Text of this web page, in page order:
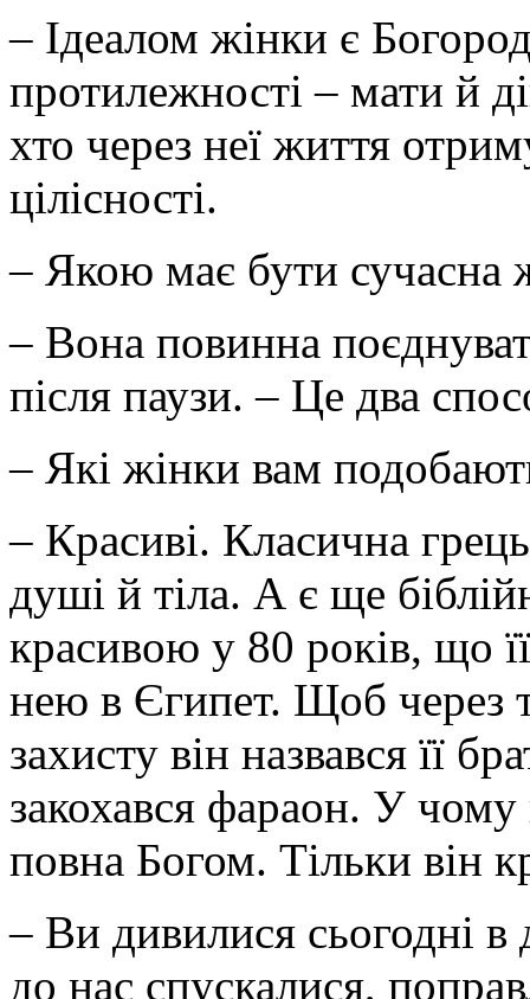
– Ідеалом жінки є
протилежності – мати й
хто через неї життя
цілісності.
– Якою має бути сучасна
– Вона повинна
після паузи. – Це два
– Які жінки вам
– Красиві. Класична
душі й тіла. А є ще
красивою у 80 років, що
нею в Єгипет. Щоб через
захисту він назвався її
закохався фараон. У чому
повна Богом. Тільки він
– Ви дивилися сьогодні в
до нас спускалися,